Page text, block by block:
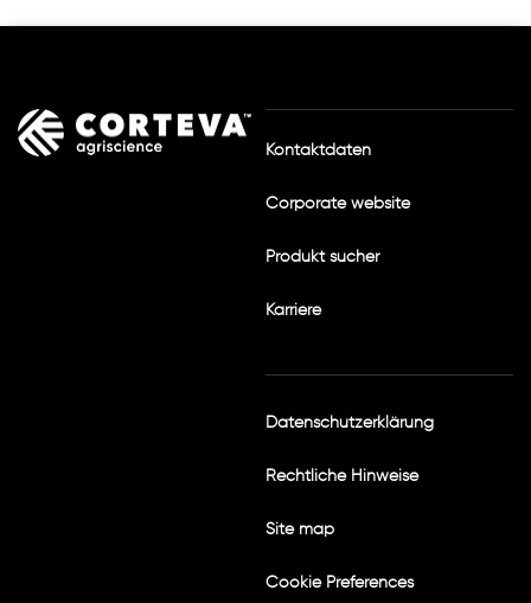
Kontaktdaten
Corporate website
Produkt sucher
Karriere
Datenschutzerklärung
Rechtliche Hinweise
Site map
Cookie Preferences